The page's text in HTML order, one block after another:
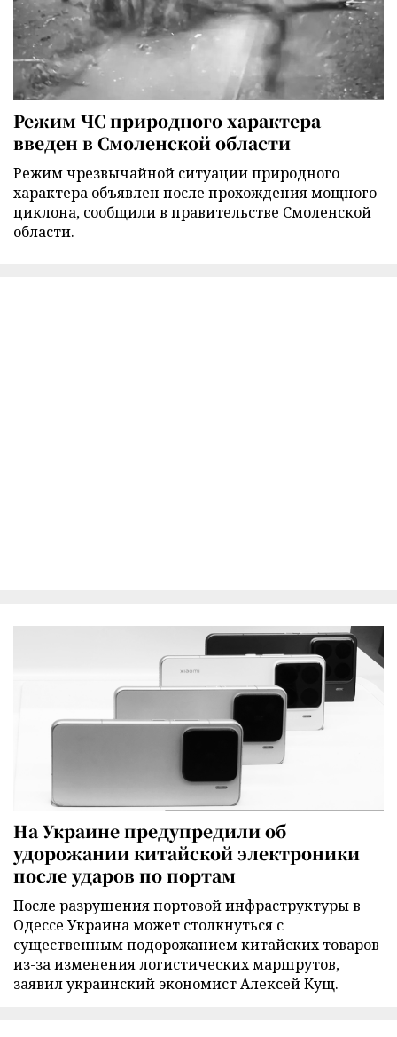
Режим ЧС природного характера
введен в Смоленской области
Режим чрезвычайной ситуации природного
характера объявлен после прохождения мощного
циклона, сообщили в правительстве Смоленской
области.
На Украине предупредили об
удорожании китайской электроники
после ударов по портам
После разрушения портовой инфраструктуры в
Одессе Украина может столкнуться с
существенным подорожанием китайских товаров
из-за изменения логистических маршрутов,
заявил украинский экономист Алексей Кущ.